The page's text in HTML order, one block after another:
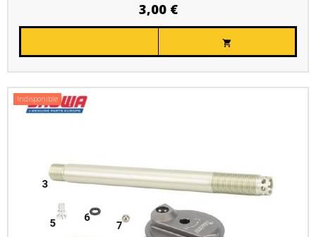
3,00 €

Indisponible